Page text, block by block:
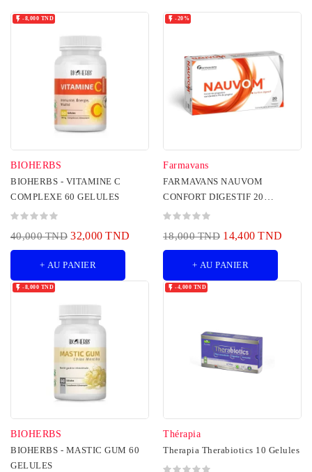
 -8,000 TND
BIOHERBS
BIOHERBS - VITAMINE C
COMPLEXE 60 GELULES
40,000 TND 32,000 TND
+ AU PANIER
 -20%
Farmavans
FARMAVANS NAUVOM
CONFORT DIGESTIF 20
GELULES
18,000 TND 14,400 TND
+ AU PANIER
 -8,000 TND
BIOHERBS
BIOHERBS - MASTIC GUM 60
GELULES
 -4,000 TND
Thérapia
Therapia Therabiotics 10 Gelules